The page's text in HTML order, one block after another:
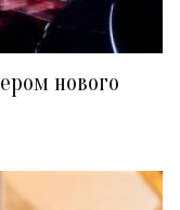
нового